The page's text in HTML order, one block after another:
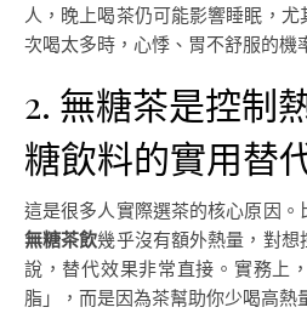
人，晚上喝茶仍可能影響睡眠，尤
次喝太多時，心悸、胃不舒服的機
2. 無糖茶是控制
糖飲料的實用替
這是很多人實際選茶的核心原因。
無糖茶飲幾乎沒有額外熱量，對
說，替代效果非常直接。實務上
脂」，而是因為茶幫助你少喝高熱